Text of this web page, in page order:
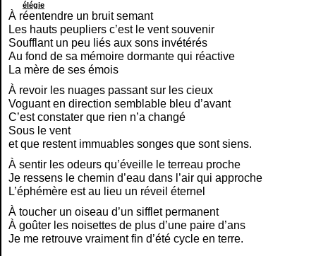
élégie
À réentendre un bruit semant
Les hauts peupliers c’est le vent souvenir
Soufflant un peu liés aux sons invétérés
Au fond de sa mémoire dormante qui réactive
La mère de ses émois
À revoir les nuages passant sur les cieux
Voguant en direction semblable bleu d’avant
C’est constater que rien n’a changé
Sous le vent
et que restent immuables songes que sont siens.
À sentir les odeurs qu’éveille le terreau proche
Je ressens le chemin d’eau dans l’air qui approche
L’éphémère est au lieu un réveil éternel
À toucher un oiseau d’un sifflet permanent
À goûter les noisettes de plus d’une paire d’ans
Je me retrouve vraiment fin d’été cycle en terre.